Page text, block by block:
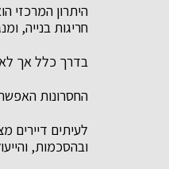
היתרון המרכזי
חריגות בנייה,
בדרך כלל אך לא
החסרונות
לעיתים דיירים
ובהסכמות,